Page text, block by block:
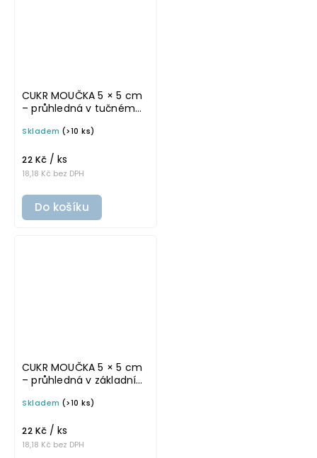
CUKR MOUČKA 5 × 5 cm
– průhledná v tučném
samolepka na
Skladem (>10 ks)
18,18 Kč bez DPH
22 Kč / ks
Do košíku
CUKR MOUČKA 5 × 5 cm
– průhledná v základním
samolepka na
Skladem (>10 ks)
18,18 Kč bez DPH
22 Kč / ks